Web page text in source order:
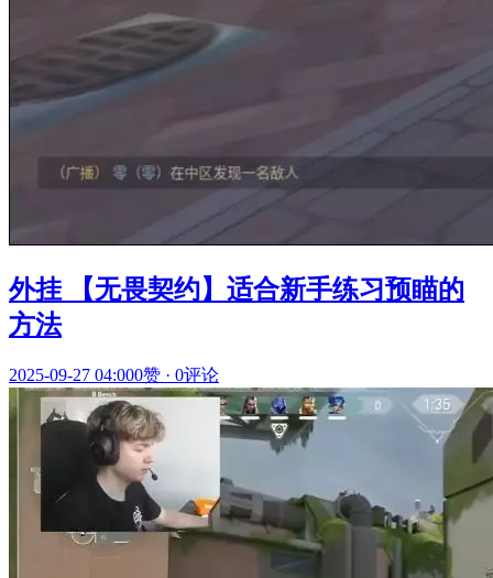
外挂 【无畏契约】适合新手练习预瞄的
方法
2025-09-27 04:000赞 · 0评论